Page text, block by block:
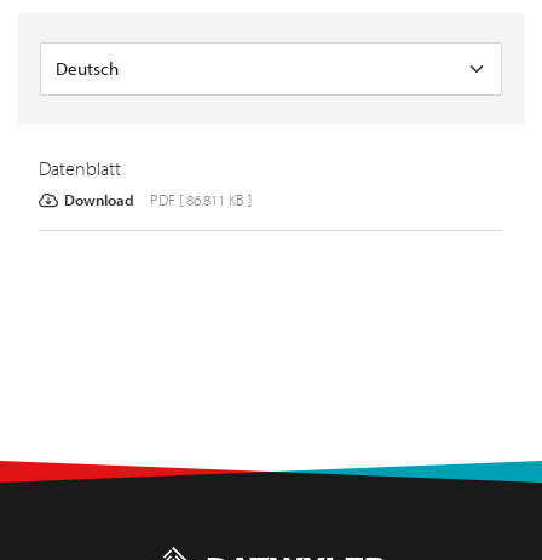
Datenblatt
Download PDF [ 86.811 KB ]